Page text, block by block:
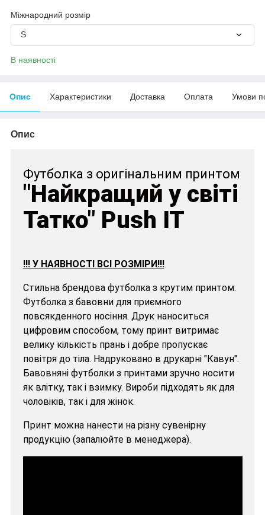
Міжнародний розмір
S
В наявності
Опис Характеристики Доставка Оплата Умови
Опис
Футболка з оригінальним принтом
"Найкращий у світі
Татко" Push IT
!!! У НАЯВНОСТІ ВСІ РОЗМІРИ!!!
Стильна брендова футболка з крутим принтом.
Футболка з бавовни для приємного
повсякденного носіння. Друк наноситься
цифровим способом, тому принт витримає
велику кількість прань і добре пропускає
повітря до тіла. Надруковано в друкарні "Кавун".
Бавовняні футболки з принтами зручно носити
як влітку, так і взимку. Вироби підходять як для
чоловіків, так і для жінок.
Принт можна нанести на різну сувенірну
продукцію (запалюйте в менеджера).